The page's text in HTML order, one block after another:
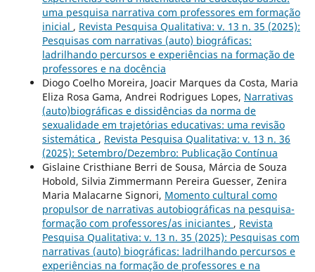
uma pesquisa narrativa com professores em formação
inicial , Revista Pesquisa Qualitativa: v. 13 n. 35 (2025):
Pesquisas com narrativas (auto) biográficas:
ladrilhando percursos e experiências na formação de
professores e na docência
Diogo Coelho Moreira, Joacir Marques da Costa, Maria
Eliza Rosa Gama, Andrei Rodrigues Lopes, Narrativas
(auto)biográficas e dissidências da norma de
sexualidade em trajetórias educativas: uma revisão
sistemática , Revista Pesquisa Qualitativa: v. 13 n. 36
(2025): Setembro/Dezembro: Publicação Contínua
Gislaine Cristhiane Berri de Sousa, Márcia de Souza
Hobold, Silvia Zimmermann Pereira Guesser, Zenira
Maria Malacarne Signori, Momento cultural como
propulsor de narrativas autobiográficas na pesquisa-
formação com professores/as iniciantes , Revista
Pesquisa Qualitativa: v. 13 n. 35 (2025): Pesquisas com
narrativas (auto) biográficas: ladrilhando percursos e
experiências na formação de professores e na